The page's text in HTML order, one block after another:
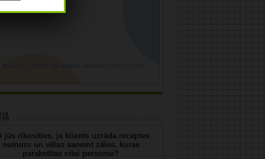
jūs rīkosities, ja klients uzrāda receptes
numuru un vēlas saņemt zāles, kuras
parakstītas citai personai?